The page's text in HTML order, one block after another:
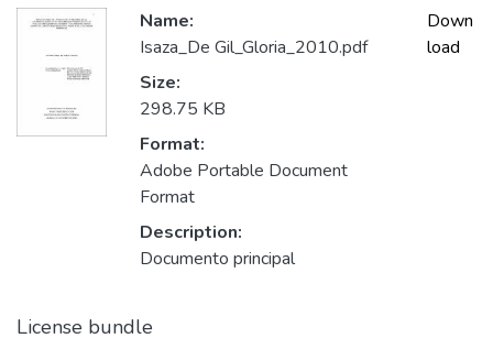
Name:
Isaza_De Gil_Gloria_2010.pdf
Size:
298.75 KB
Format:
Adobe Portable Document
Format
Description:
Documento principal
Down
load
License bundle